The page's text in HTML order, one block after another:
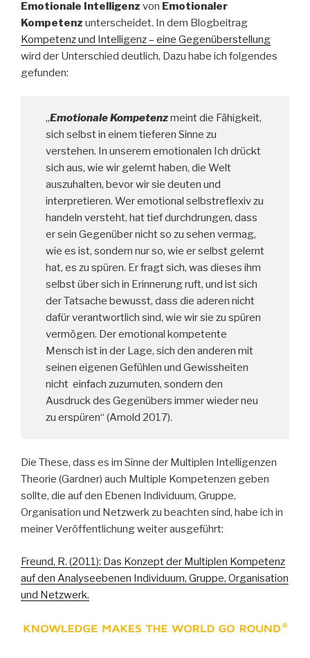
Emotionale Intelligenz von Emotionaler
Kompetenz unterscheidet. In dem Blogbeitrag
Kompetenz und Intelligenz – eine Gegenüberstellung
wird der Unterschied deutlich, Dazu habe ich folgendes
gefunden:
„Emotionale Kompetenzmeint die Fähigkeit,
sich selbst in einem tieferen Sinne zu
verstehen. In unserem emotionalen Ich drückt
sich aus, wie wir gelernt haben, die Welt
auszuhalten, bevor wir sie deuten und
interpretieren. Wer emotional selbstreflexiv zu
handeln versteht, hat tief durchdrungen, dass
er sein Gegenüber nicht so zu sehen vermag,
wie es ist, sondern nur so, wie er selbst gelernt
hat, es zu spüren. Er fragt sich, was dieses ihm
selbst über sich in Erinnerung ruft, und ist sich
der Tatsache bewusst, dass die aderen nicht
dafür verantwortlich sind, wie wir sie zu spüren
vermögen. Der emotional kompetente
Mensch ist in der Lage, sich den anderen mit
seinen eigenen Gefühlen und Gewissheiten
nicht einfach zuzumuten, sondern den
Ausdruck des Gegenübers immer wieder neu
zu erspüren“ (Arnold 2017).
Die These, dass es im Sinne der Multiplen Intelligenzen
Theorie (Gardner) auch Multiple Kompetenzen geben
sollte, die auf den Ebenen Individuum, Gruppe,
Organisation und Netzwerk zu beachten sind, habe ich in
meiner Veröffentlichung weiter ausgeführt:
Freund, R. (2011): Das Konzept der Multiplen Kompetenz
auf den Analyseebenen Individuum, Gruppe, Organisation
und Netzwerk.